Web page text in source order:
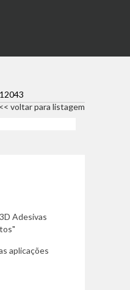
12043
<< voltar para listagem
Adesivas
aplicações